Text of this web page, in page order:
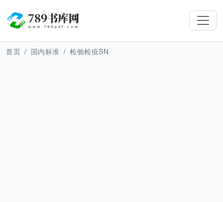
首页 国内标准 检验检疫SN